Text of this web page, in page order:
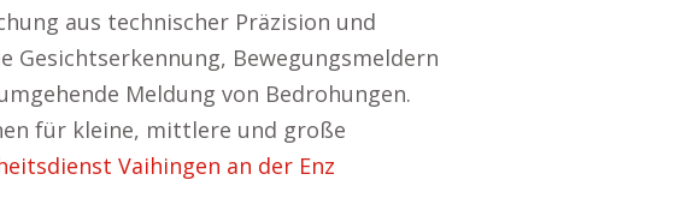
aus technischer Präzision und
Bewegungsmeldern
Meldung von Bedrohungen.
für kleine, mittlere und große
Vaihingen an der Enz